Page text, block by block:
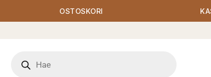
OSTOSKORI
search